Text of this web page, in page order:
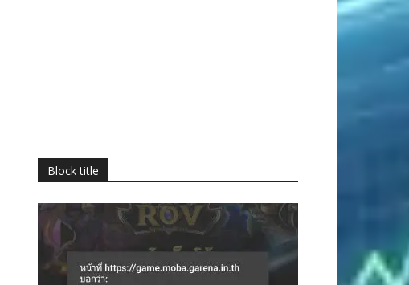
Block title